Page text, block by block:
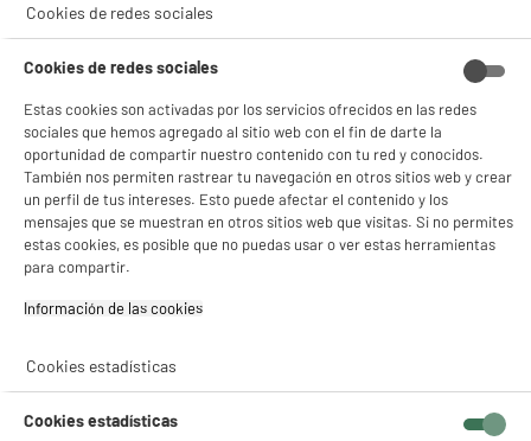
ELECTROCHOLLOS
★★★★★
★★★★★
4.5/5(23)
compare_product
Filtro Carbón Activo Silenciosa
19€94
ELECTROCHOLLOS
Filtros para Fuente de Agua Mascotas PAWZZ
2,5L Paquete de 3 Unidades
Cookies de redes sociales
Cookies de redes sociales
Estas cookies son activadas por los servicios ofrecidos en las redes
sociales que hemos agregado al sitio web con el fin de darte la
oportunidad de compartir nuestro contenido con tu red y conocidos.
También nos permiten rastrear tu navegación en otros sitios web y crear
un perfil de tus intereses. Esto puede afectar el contenido y los
mensajes que se muestran en otros sitios web que visitas. Si no permites
estas cookies, es posible que no puedas usar o ver estas herramientas
para compartir.
Información de las cookies‎
Cookies estadísticas
Cookies estadísticas